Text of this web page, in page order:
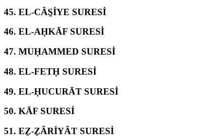
45. EL-CÂS̱İYE SURESİ
46. EL-AḤKĀF SURESİ
47. MUḤAMMED SURESİ
48. EL-FETḤ SURESİ
49. EL-ḤUCURĀT SURESİ
50. KĀF SURESİ
51. EẔ-ẔÂRİYÂT SURESİ